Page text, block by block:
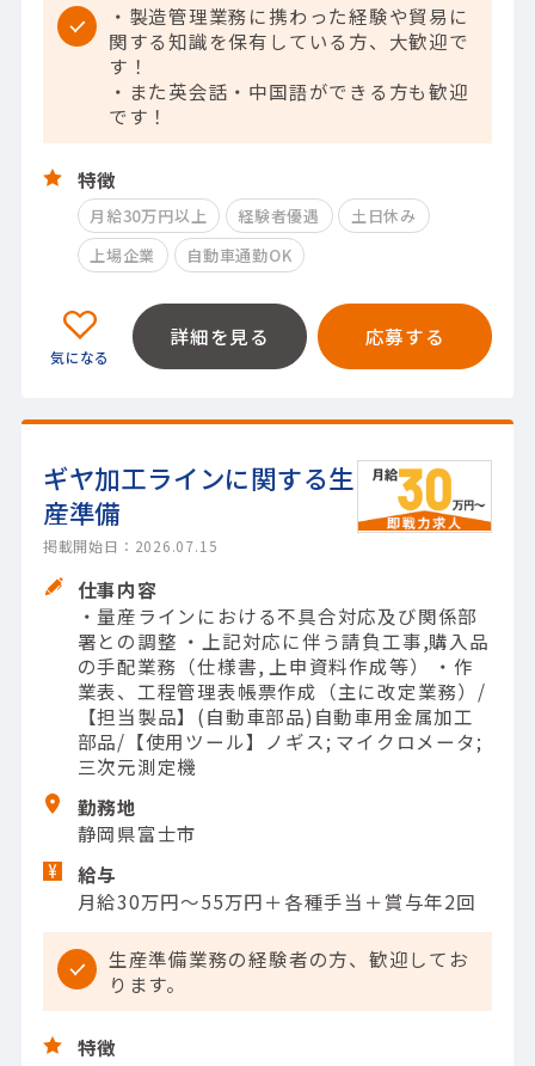
・製造管理業務に携わった経験や貿易に
関する知識を保有している方、大歓迎で
す！
・また英会話・中国語ができる方も歓迎
です！
特徴
月給30万円以上 経験者優遇
土日休み
上場企業
自動車通勤OK
詳細を見る 応募する
ギヤ加工ラインに関する生
産準備
掲載開始日：2026.07.15
仕事内容
・量産ラインにおける不具合対応及び関係部
署との調整 ・上記対応に伴う請負工事,購入品
の手配業務（仕様書, 上申資料作成等） ・作
業表、工程管理表帳票作成（主に改定業務）/
【担当製品】(自動車部品)自動車用金属加工
部品/【使用ツール】ノギス; マイクロメータ;
三次元測定機
勤務地
静岡県富士市
給与
月給30万円～55万円＋各種手当＋賞与年2回
生産準備業務の経験者の方、歓迎してお
ります。
特徴